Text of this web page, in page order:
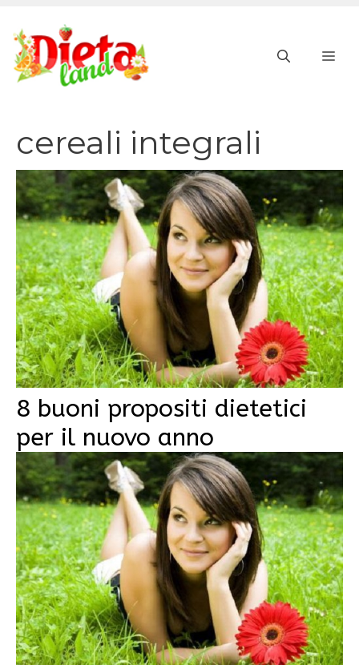
contenuto
cereali integrali
8 buoni propositi dietetici
per il nuovo anno